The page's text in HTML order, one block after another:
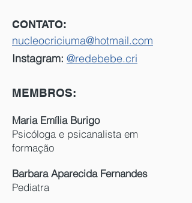
​CONTATO:
nucleocriciuma@hotmail.com
Instagram: @redebebe.cri
MEMBROS:
Maria Emília Burigo
Psicóloga e psicanalista em
formação
Barbara Aparecida Fernandes
Pediatra